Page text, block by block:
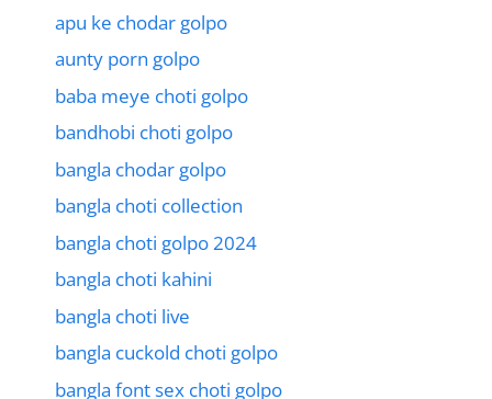
apu ke chodar golpo
aunty porn golpo
baba meye choti golpo
bandhobi choti golpo
bangla chodar golpo
bangla choti collection
bangla choti golpo 2024
bangla choti kahini
bangla choti live
bangla cuckold choti golpo
bangla font sex choti golpo